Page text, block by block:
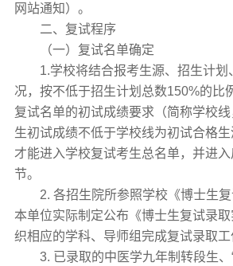
网站通知）。
二、复试程序
（一）复试名单确定
1.学校将结合报考生源、招生计划
况，按不低于招生计划总数150%的比
复试名单的初试成绩要求（简称学校
生初试成绩不低于学校线为初试合格
才能进入学校复试考生总名单，并进
节。
2. 各招生院所参照学校《博士生复
本单位实际制定公布《博士生复试录
织相应的学科、导师组完成复试录取工
3. 已录取的中医学九年制转段生、